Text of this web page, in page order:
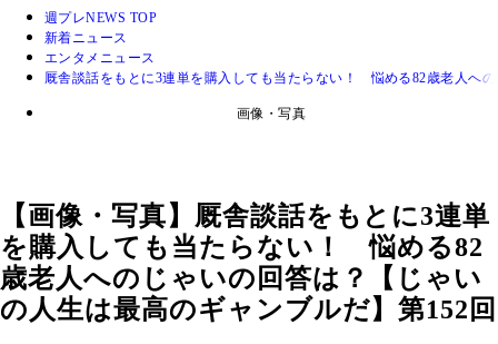
週プレNEWS TOP
新着ニュース
エンタメニュース
厩舎談話をもとに3連単を購入しても当たらない！ 悩める82歳老人へ
画像・写真
【画像・写真】厩舎談話をもとに3連単
を購入しても当たらない！ 悩める82
歳老人へのじゃいの回答は？【じゃい
の人生は最高のギャンブルだ】第152回